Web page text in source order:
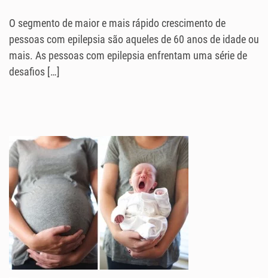
O segmento de maior e mais rápido crescimento de
pessoas com epilepsia são aqueles de 60 anos de idade ou
mais. As pessoas com epilepsia enfrentam uma série de
desafios […]